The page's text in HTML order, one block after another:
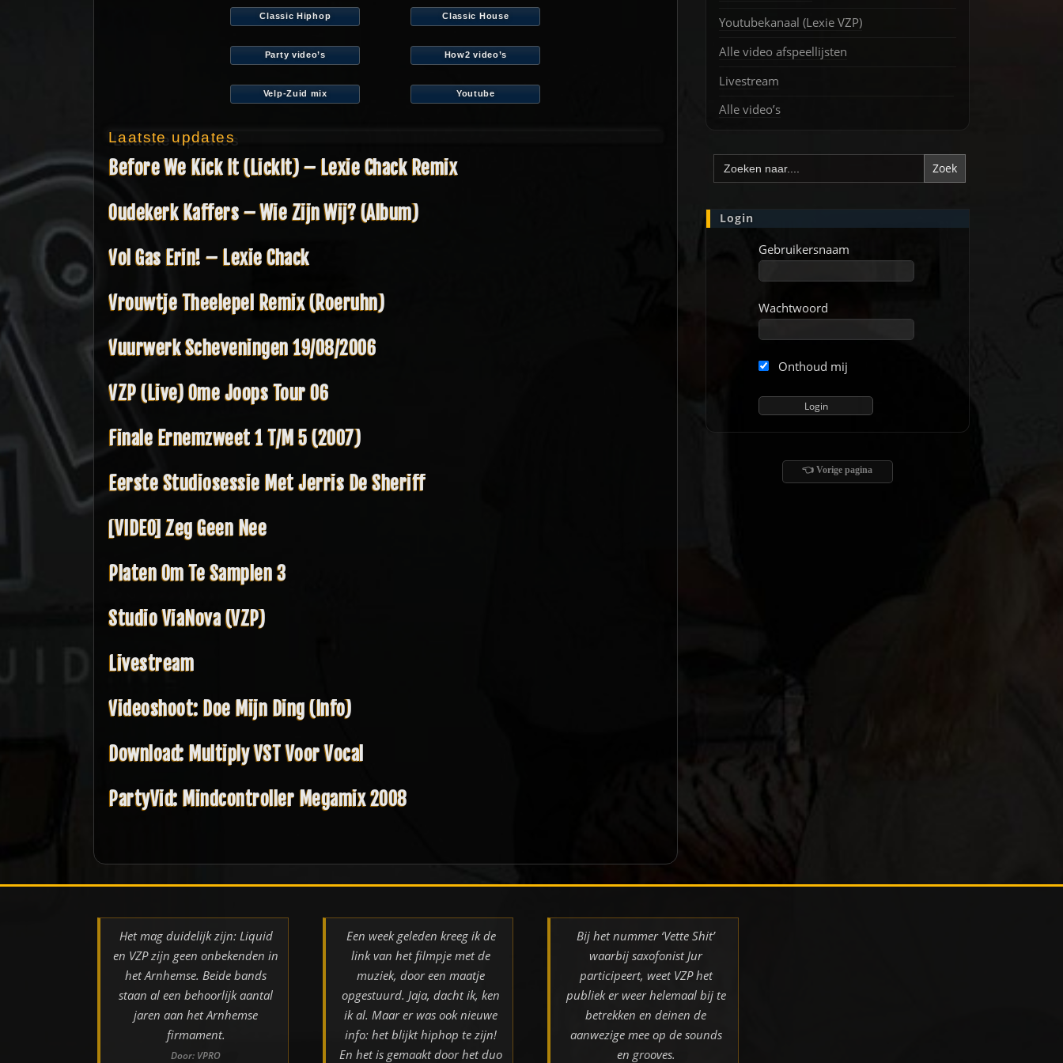
Classic Hiphop Classic House
Party video’s How2 video’s
Velp-Zuid mix Youtube
Laatste updates
Before We Kick It (LickIt) – Lexie Chack Remix
Oudekerk Kaffers – Wie Zijn Wij? (Album)
Vol Gas Erin! – Lexie Chack
Vrouwtje Theelepel Remix (Roeruhn)
Vuurwerk Scheveningen 19/08/2006
VZP (live) Ome Joops Tour 06
Finale Ernemzweet 1 T/m 5 (2007)
Eerste Studiosessie Met Jerris De Sheriff
[VIDEO] Zeg Geen Nee
Platen Om Te Samplen 3
Studio ViaNova (VZP)
Livestream
Videoshoot: Doe Mijn Ding (Info)
Download: Multiply VST Voor Vocal
PartyVid: Mindcontroller Megamix 2008
Youtubekanaal (Lexie VZP)
Alle video afspeellijsten
Livestream
Alle video’s
Zoek
naar:
Login
Gebruikersnaam
Wachtwoord
Onthoud mij
👈 Vorige pagina
Het mag duidelijk zijn: Liquid
en VZP zijn geen onbekenden in
het Arnhemse. Beide bands
staan al een behoorlijk aantal
jaren aan het Arnhemse
firmament.
Door: VPRO
Een week geleden kreeg ik de
link van het filmpje met de
muziek, door een maatje
opgestuurd. Jaja, dacht ik, ken
ik al. Maar er was ook nieuwe
info: het blijkt hiphop te zijn!
En het is gemaakt door het duo
Bij het nummer ‘Vette Shit’
waarbij saxofonist Jur
participeert, weet VZP het
publiek er weer helemaal bij te
betrekken en deinen de
aanwezige mee op de sounds
en grooves.